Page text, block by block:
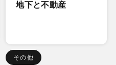
地下と不動産
その他